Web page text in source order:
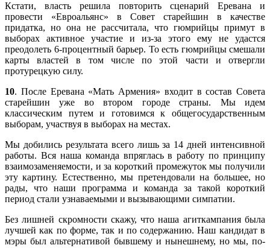
Кстати, власть решила повторить сценарий Еревана и
провести «Евроальянс» в Совет старейшин в качестве
придатка, но она не рассчитала, что гюмрийцы примут в
выборах активное участие и из-за этого ему не удастся
преодолеть 6-процентный барьер. То есть гюмрийцы смешали
карты властей в том числе по этой части и отвергли
протурецкую силу.
10. После Еревана «Мать Армения» входит в состав Совета
старейшин уже во втором городе страны. Мы идем
классическим путем и готовимся к общегосударственным
выборам, участвуя в выборах на местах.
Мы добились результата всего лишь за 14 дней интенсивной
работы. Вся наша команда впряглась в работу по принципу
взаимозаменяемости, и за короткий промежуток мы получили
эту картину. Естественно, мы претендовали на большее, но
рады, что наши программа и команда за такой короткий
период стали узнаваемыми и вызывающими симпатии.
Без лишней скромности скажу, что наша агиткампания была
лучшей как по форме, так и по содержанию. Наш кандидат в
мэры был альтернативой бывшему и нынешнему, но мы, по-